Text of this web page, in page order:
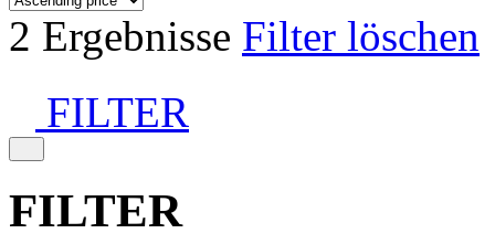
2 Ergebnisse Filter löschen
FILTER
FILTER